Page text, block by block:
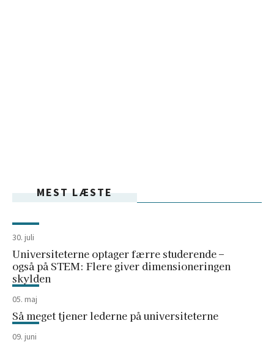
MEST LÆSTE
30. juli
Universiteterne optager færre studerende –
også på STEM: Flere giver dimensioneringen
skylden
05. maj
Så meget tjener lederne på universiteterne
09. juni